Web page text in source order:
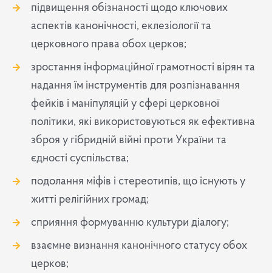
підвищення обізнаності щодо ключових
аспектів канонічності, еклезіології та
церковного права обох церков;
зростання інформаційної грамотності вірян та
надання їм інструментів для розпізнавання
фейків і маніпуляцій у сфері церковної
політики, які використовуються як ефективна
зброя у гібридній війні проти України та
єдності суспільства;
подолання міфів і стереотипів, що існують у
житті релігійних громад;
сприяння формуванню культури діалогу;
взаємне визнання канонічного статусу обох
церков;